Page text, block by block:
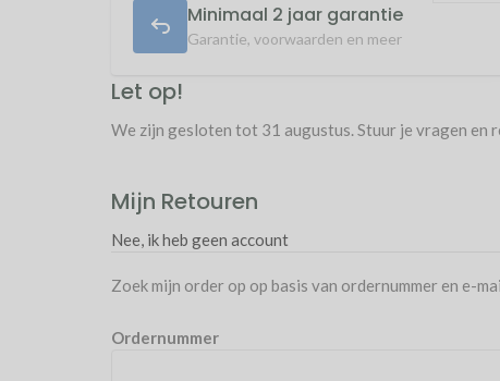
Minimaal 2 jaar garantie
Garantie, voorwaarden en meer
Let op!
We zijn gesloten tot 31 augustus. Stuur je vragen en
Mijn Retouren
Nee, ik heb geen account
Zoek mijn order op op basis van ordernummer en e-
Ordernummer